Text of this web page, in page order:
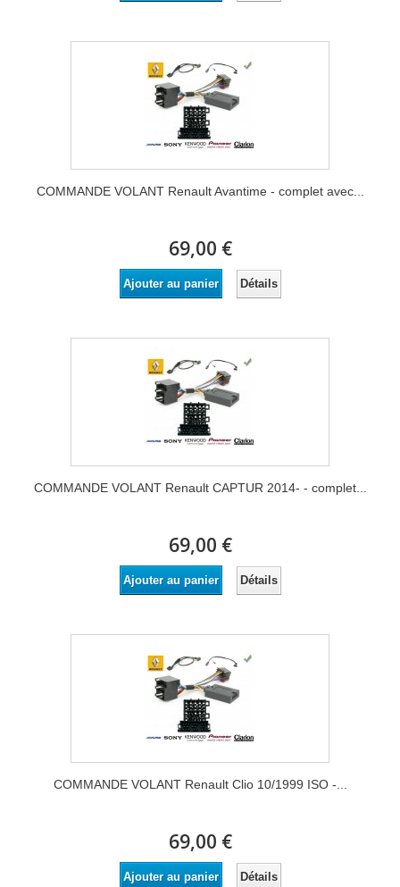
COMMANDE VOLANT Renault Avantime - complet avec...
69,00 €
Ajouter au panier Détails
COMMANDE VOLANT Renault CAPTUR 2014- - complet...
69,00 €
Ajouter au panier Détails
COMMANDE VOLANT Renault Clio 10/1999 ISO -...
69,00 €
Ajouter au panier Détails